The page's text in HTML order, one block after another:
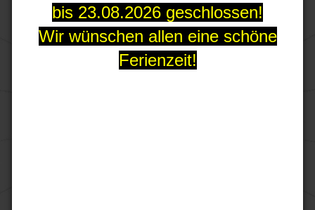
bis 23.08.2026 geschlossen!
Wir wünschen allen eine schöne
Ferienzeit!